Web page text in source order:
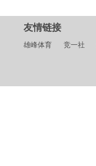
友情链接
雄峰体育 竞一社